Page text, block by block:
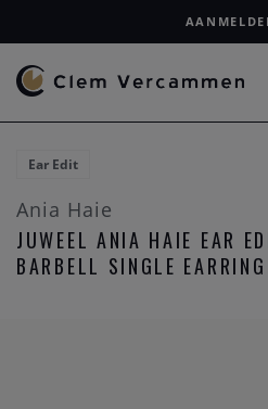
Ear Edit
Ania Haie
JUWEEL ANIA HAIE EAR
BARBELL SINGLE